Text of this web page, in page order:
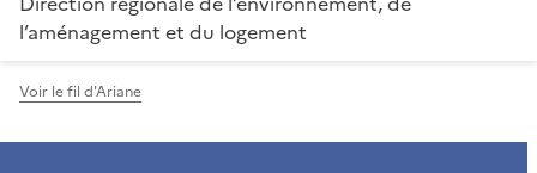
l’aménagement et du logement
Voir le fil d'Ariane